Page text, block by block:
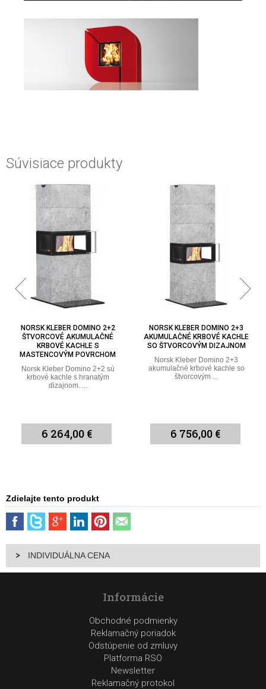
Súvisiace produkty
NORSK KLEBER DOMINO 2+2
ŠTVORCOVÉ AKUMULAČNÉ
KRBOVÉ KACHLE S
MASTENCOVÝM POVRCHOM
Norsk Kleber Domino 2+2 sú
krbové kachle s hranatým
dizajnom. ...
6 264,00 €
NORSK KLEBER DOMINO 2+3
AKUMULAČNÉ KRBOVÉ KACHLE
SO ŠTVORCOVÝM DIZAJNOM
Norsk Kleber Domino 2+3
akumulačné krbové kachle so
štvorcovým ...
6 756,00 €
Zdielajte tento produkt
INDIVIDUÁLNA CENA
Informácie
Obchodné podmienky
Reklamačný poriadok
Odstúpenie od zmluvy
Platforma RSO
Newsletter
Reklamačný protokol